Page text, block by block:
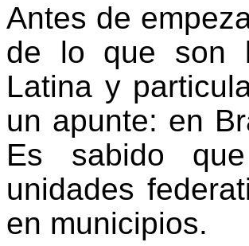
Antes de
de lo que son
Latina y
un apunte: en
Es sabido
unidades
en municipios.